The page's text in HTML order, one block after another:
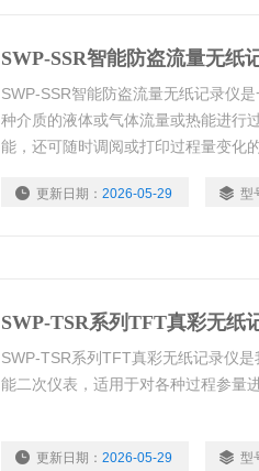
SWP-SSR智能防盗流量无纸
SWP-SSR智能防盗流量无纸记录仪
种介质的液体或气体流量或热能进行
能，还可随时调阅或打印过程量变化
更新日期： 2026-05-29 型
SWP-TSR系列TFT真彩无纸
SWP-TSR系列TFT真彩无纸记录仪
能二次仪表，适用于对各种过程参量
更新日期： 2026-05-29 型